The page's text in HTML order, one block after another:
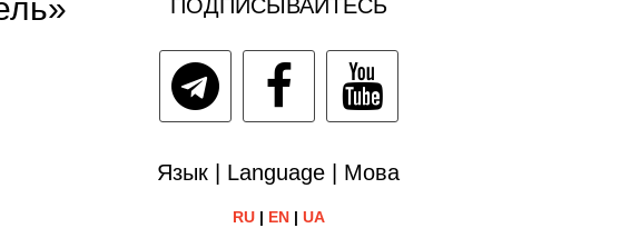
ПОДПИСЫВАЙТЕСЬ
Язык | Language | Мова
RU| EN| UA